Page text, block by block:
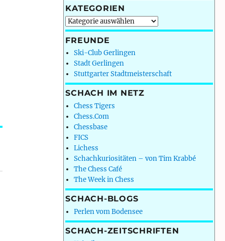
KATEGORIEN
Kategorien
FREUNDE
Ski-Club Gerlingen
Stadt Gerlingen
Stuttgarter Stadtmeisterschaft
SCHACH IM NETZ
Chess Tigers
Chess.Com
Chessbase
FICS
Lichess
Schachkuriositäten – von Tim Krabbé
The Chess Café
The Week in Chess
SCHACH-BLOGS
Perlen vom Bodensee
SCHACH-ZEITSCHRIFTEN